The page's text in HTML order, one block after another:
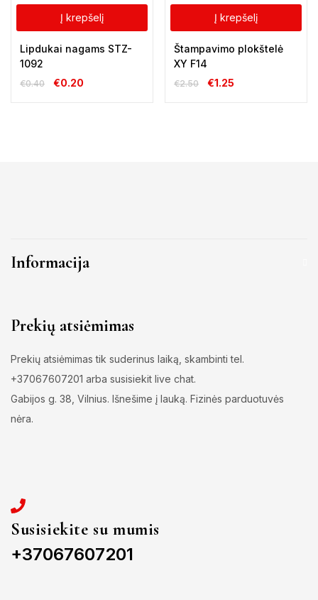
Į krepšelį
Lipdukai nagams STZ-
1092
€0.40 €0.20
Į krepšelį
Štampavimo plokštelė
XY F14
€2.50 €1.25
Informacija
Prekių atsiėmimas
Prekių atsiėmimas tik suderinus laiką, skambinti tel.
+37067607201 arba susisiekit live chat.
Gabijos g. 38, Vilnius. Išnešime į lauką. Fizinės parduotuvės
nėra.
Susisiekite su mumis
+37067607201